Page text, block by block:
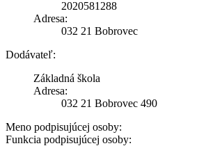
2020581288
Adresa:
032 21 Bobrovec
Dodávateľ:
Základná škola
Adresa:
032 21 Bobrovec 490
Meno podpisujúcej osoby:
Funkcia podpisujúcej osoby: